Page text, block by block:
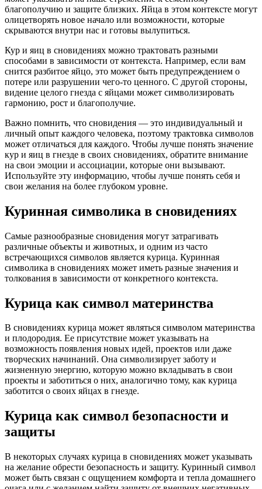
благополучию и защите близких. Яйца в этом контексте могут
олицетворять новое начало или возможности, которые
скрываются внутри нас и готовы вылупиться.
Кур и яиц в сновидениях можно трактовать разными
способами в зависимости от контекста. Например, если вам
снится разбитое яйцо, это может быть предупреждением о
потере или разрушении чего-то ценного. С другой стороны,
видение целого гнезда с яйцами может символизировать
гармонию, рост и благополучие.
Важно помнить, что сновидения — это индивидуальный и
личный опыт каждого человека, поэтому трактовка символов
может отличаться для каждого. Чтобы лучше понять значение
кур и яиц в гнезде в своих сновидениях, обратите внимание
на свои эмоции и ассоциации, которые они вызывают.
Используйте эту информацию, чтобы лучше понять себя и
свои желания на более глубоком уровне.
Куринная символика в сновидениях
Самые разнообразные сновидения могут затрагивать
различные объекты и животных, и одним из часто
встречающихся символов является курица. Куринная
символика в сновидениях может иметь разные значения и
толкования в зависимости от конкретного контекста.
Курица как символ материнства
В сновидениях курица может являться символом материнства
и плодородия. Ее присутствие может указывать на
возможность появления новых идей, проектов или даже
творческих начинаний. Она символизирует заботу и
жизненную энергию, которую можно вкладывать в свои
проекты и заботиться о них, аналогично тому, как курица
заботится о своих яйцах в гнезде.
Курица как символ безопасности и
защиты
В некоторых случаях курица в сновидениях может указывать
на желание обрести безопасность и защиту. Куринный символ
может быть связан с ощущением комфорта и тепла домашнего